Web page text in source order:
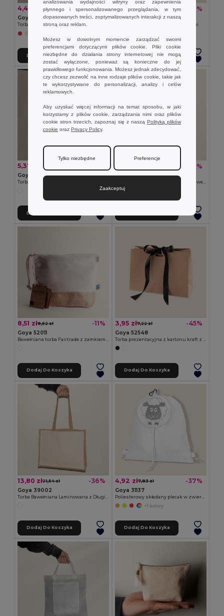
4,48 zł 6,62 zł -32%
Goya 50617
Dodaj Do Koszyka
1,05 zł2,10 zł -50%
Goya 39023
Torba papierowa 90 gr/m2 z rączkami
Dodaj Do Koszyka
5,37 zł 8,39 zł
Goya 50012
Dodaj Do Koszyka
-26%
Goya 50041
Torba z długimi uchwytami, 100% bawełna NATURAL
8,51 zł9,52 zł -11%
Goya 52011
Dodaj Do Koszyka
3,95 zł7,22 zł -45%
Goya 52548
Dodaj Do Koszyka
13,80 zł21,54 zł -36%
Goya 39002
Dodaj Do Koszyka
4,92 zł7,83 zł -37%
Goya 31137
+1 kolory
Dodaj Do Koszyka
analizowania wydajności witryny oraz zapewnienia
płynnego i spersonalizowanego przeglądania, w tym
dopasowanych treści, zoptymalizowanych interakcji z naszą
stroną oraz reklam.
Możesz w dowolnym momencie zarządzać swoimi
preferencjami dotyczącymi plików cookie. Pliki cookie
niezbędne do działania strony internetowej nie mogą
zostać wyłączone, ponieważ są konieczne do jej
prawidłowego funkcjonowania. Możesz jednak zdecydować,
czy chcesz zezwolić na inne rodzaje plików cookie, takie jak
te wykorzystywane do personalizacji, analizy i celów
reklamowych.
Aby uzyskać więcej informacji na temat sposobu, w jaki
korzystamy z plików cookie, zarządzania nimi oraz plików
cookie stron trzecich, zapoznaj się z naszą Polityką plików
cookie oraz Privacy Policy.
Tylko niezbędne Preferencje
Zaakceptuj